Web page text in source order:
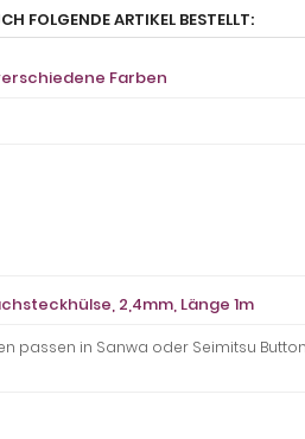
FOLGENDE ARTIKEL BESTELLT:
Farben
2,4mm, Länge 1m
passen in Sanwa oder Seimitsu Button